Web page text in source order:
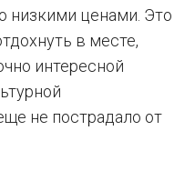
низкими ценами. Это
в месте,
интересной
не пострадало от